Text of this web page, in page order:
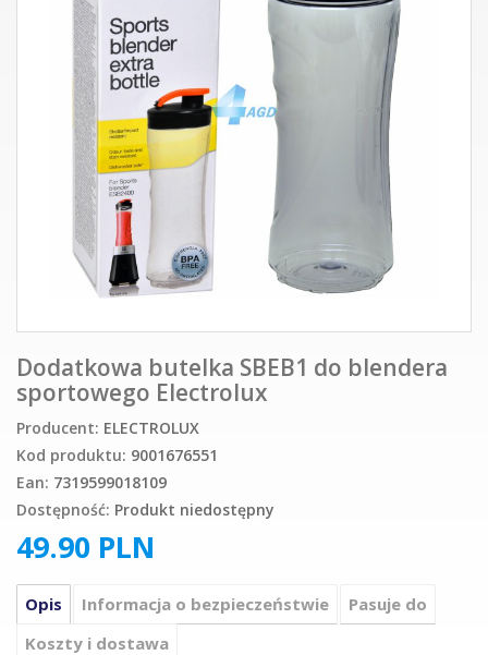
Dodatkowa butelka SBEB1 do blendera
sportowego Electrolux
Producent: ELECTROLUX
Kod produktu: 9001676551
Ean: 7319599018109
Dostępność: Produkt niedostępny
49.90 PLN
Opis Informacja o bezpieczeństwie
Pasuje do
Koszty i dostawa